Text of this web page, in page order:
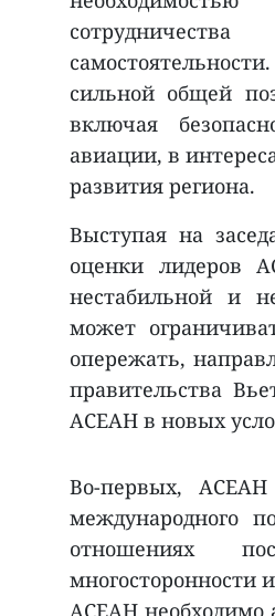
сильной общей
включая
авиации, в
развития региона.
Выступая на
оценки лидеров
нестабильной и
может
опережать,
правительства
АСЕАН в новых
Во-первых,
международного
отношениях
многосторонности
АСЕАН необходимо